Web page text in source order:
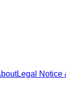
Legal Notice